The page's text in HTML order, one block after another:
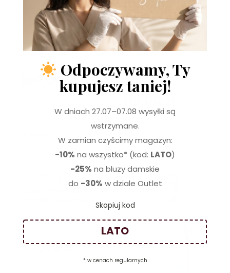
Tunika kopertowa
damska Soft+
Deep Marine
199,00zł
-25%
Bluza medyczna
damska soft Deep
Marine
159,00zł
119,00
Wybierz opcje
Bluza medyczna
110,00zł
-25%
Odpoczywamy, Ty
kupujesz taniej!
W dniach 27.07–07.08 wysyłki są
wstrzymane.
W zamian czyścimy magazyn:
-10% na wszystko* (kod: LATO)
-25% na bluzy damskie
do -30% w dziale Outlet
Skopiuj kod
LATO
* w cenach regularnych